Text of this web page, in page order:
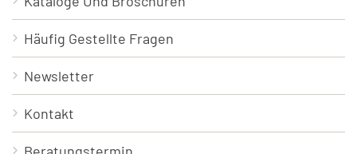
Häufig Gestellte Fragen
Newsletter
Kontakt